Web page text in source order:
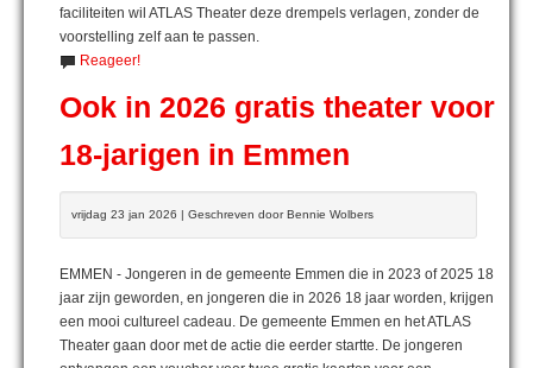
faciliteiten wil ATLAS Theater deze drempels verlagen, zonder de
voorstelling zelf aan te passen.
Reageer!
Ook in 2026 gratis theater voor
18-jarigen in Emmen
vrijdag 23 jan 2026 | Geschreven door Bennie Wolbers
EMMEN - Jongeren in de gemeente Emmen die in 2023 of 2025 18
jaar zijn geworden, en jongeren die in 2026 18 jaar worden, krijgen
een mooi cultureel cadeau. De gemeente Emmen en het ATLAS
Theater gaan door met de actie die eerder startte. De jongeren